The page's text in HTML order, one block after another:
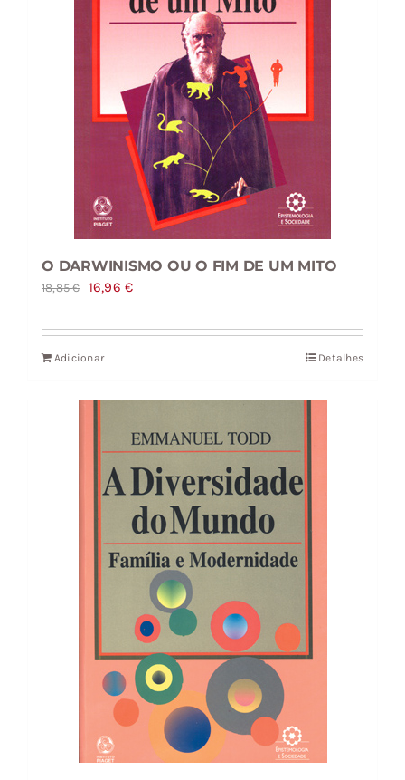
O DARWINISMO OU O FIM DE UM MITO
18,85€
O
original
era:
16,96€O
atual
Adicionar Detalhes